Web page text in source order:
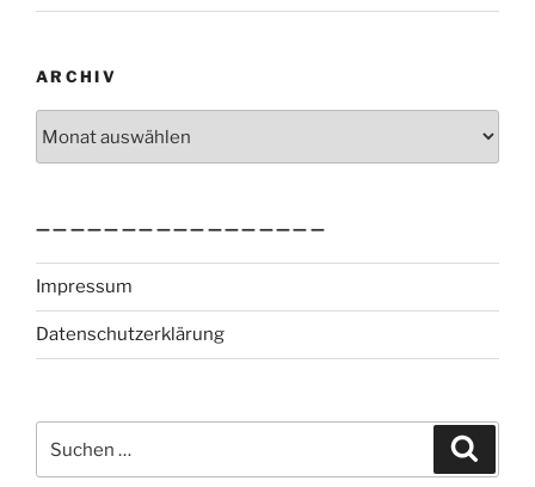
ARCHIV
—————————————————
Impressum
Datenschutzerklärung
nach: